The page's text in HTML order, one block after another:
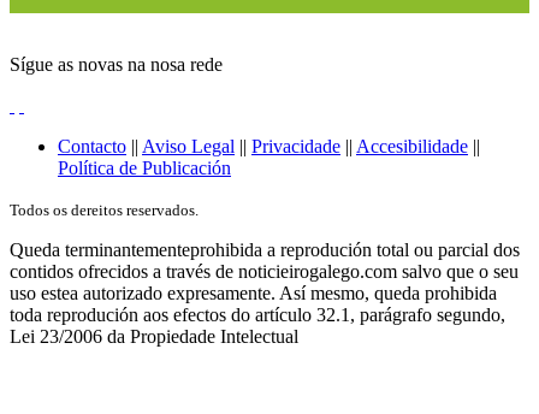
Sígue as novas na nosa rede
Contacto || Aviso Legal || Privacidade || Accesibilidade ||
Política de Publicación
Todos os dereitos reservados.
Queda terminantementeprohibida a reprodución total ou parcial dos
contidos ofrecidos a través de noticieirogalego.com salvo que o seu
uso estea autorizado expresamente. Así mesmo, queda prohibida
toda reprodución aos efectos do artículo 32.1, parágrafo segundo,
Lei 23/2006 da Propiedade Intelectual